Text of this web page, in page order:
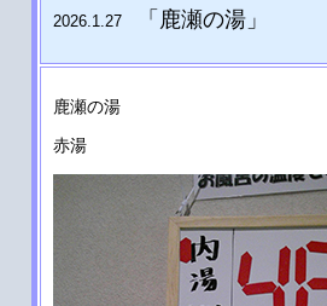
2026.1.27 「鹿瀬の湯」
鹿瀬の湯
赤湯